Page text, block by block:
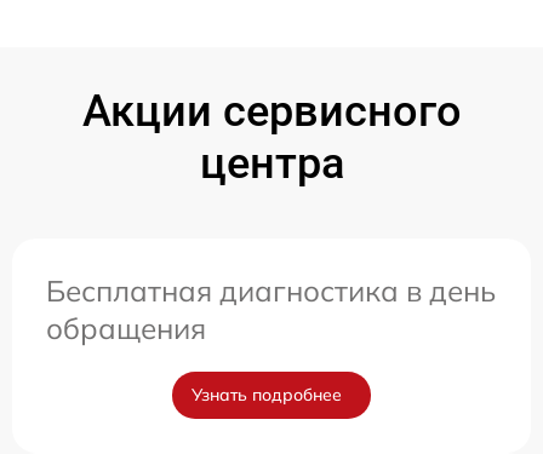
Акции сервисного
центра
Бесплатная диагностика в день
обращения
Узнать подробнее